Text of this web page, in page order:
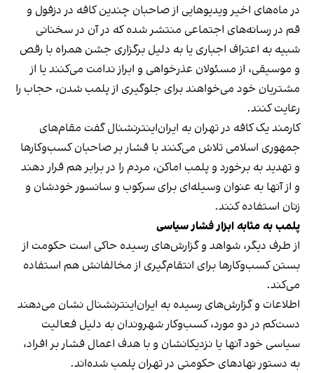
در ماه‌های اخیر ویدیوهایی از صاحبان چندین کافه در دزفول و
قم در رسانه‌های اجتماعی منتشر شده که در آن در سخنانی
شبیه به اعتراف اجباری یا به دلیل برگزاری جشن همراه با رقص
و موسیقی، از مسئولان عذرخواهی و ابراز ندامت می‌کنند یا از
مشتریان خود می‌خواهند برای جلوگیری از پلمب شدن، حجاب را
رعایت کنند.
کارمند یک کافه در تهران به ایران‌اینترنشنال گفت مقام‌های
جمهوری اسلامی تلاش می‌کنند با فشار بر صاحبان کسب‌وکارها
و تهدید به برخورد و پلمب اماکن، مردم را در برابر هم قرار دهند
و از آنها به عنوان وسیله‌ای برای سرکوب و سانسور خودشان و
زنان استفاده کنند.
پلمب به مثابه ابزار فشار سیاسی
از طرف دیگر، شواهد و گزارش‌های رسیده حاکی است حکومت از
بستن کسب‌وکارها برای انتقام‌گیری از مخالفانش هم استفاده
می‌کند.
اطلاعات و گزارش‌های رسیده به ایران‌اینترنشنال نشان می‌دهند
دست‌کم در دو مورد، کسب‌وکار شهروندان به دلیل فعالیت
سیاسی خود آنها یا نزدیکانشان و با هدف اعمال فشار بر افراد،
به دستور نهادهای حکومتی در تهران پلمب شده‌اند.